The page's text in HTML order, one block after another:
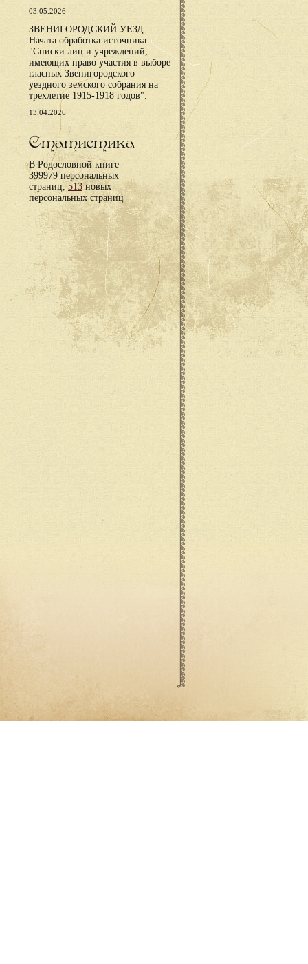
03.05.2026
ЗВЕНИГОРОДСКИЙ УЕЗД:
Начата обработка источника
"Списки лиц и учреждений,
имеющих право участия в выборе
гласных Звенигородского
уездного земского собрания на
трехлетие 1915-1918 годов".
13.04.2026
Статистика
В Родословной книге
399979 персональных
страниц,513новых
персональных страниц